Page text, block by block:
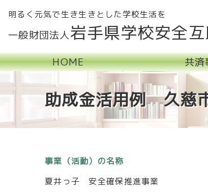
一般財団法人岩手県学校安全
明るく元気で生き生きとした学校生活を
HOME 共済
助成金活用例 久慈
事業（活動）の名称
夏井っ子 安全確保推進事業